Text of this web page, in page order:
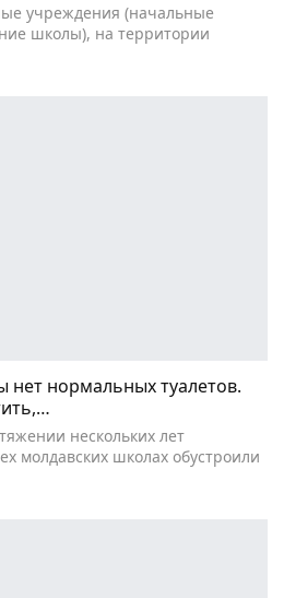
учреждения (начальные
школы), на территории
нормальных туалетов.
нескольких лет
молдавских школах обустроили